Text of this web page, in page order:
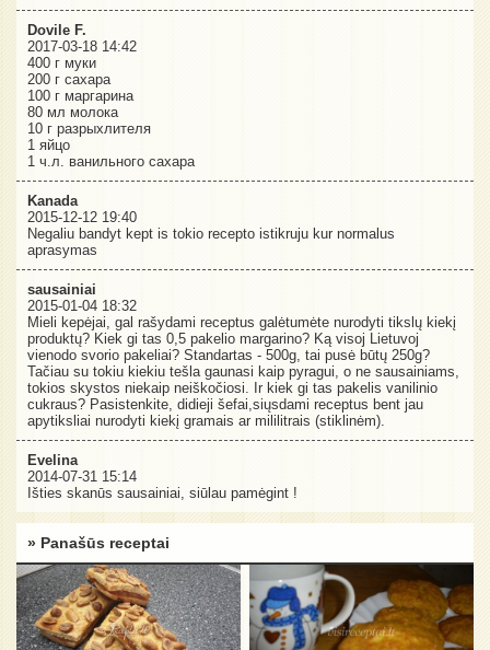
Dovile F.
2017-03-18 14:42
400 г муки
200 г сахара
100 г маргарина
80 мл молока
10 г разрыхлителя
1 яйцо
1 ч.л. ванильного сахара
Kanada
2015-12-12 19:40
Negaliu bandyt kept is tokio recepto istikruju kur normalus
aprasymas
sausainiai
2015-01-04 18:32
Mieli kepėjai, gal rašydami receptus galėtumėte nurodyti tikslų kiekį
produktų? Kiek gi tas 0,5 pakelio margarino? Ką visoj Lietuvoj
vienodo svorio pakeliai? Standartas - 500g, tai pusė būtų 250g?
Tačiau su tokiu kiekiu tešla gaunasi kaip pyragui, o ne sausainiams,
tokios skystos niekaip neiškočiosi. Ir kiek gi tas pakelis vanilinio
cukraus? Pasistenkite, didieji šefai,siųsdami receptus bent jau
apytiksliai nurodyti kiekį gramais ar mililitrais (stiklinėm).
Evelina
2014-07-31 15:14
Išties skanūs sausainiai, siūlau pamėgint !
» Panašūs receptai